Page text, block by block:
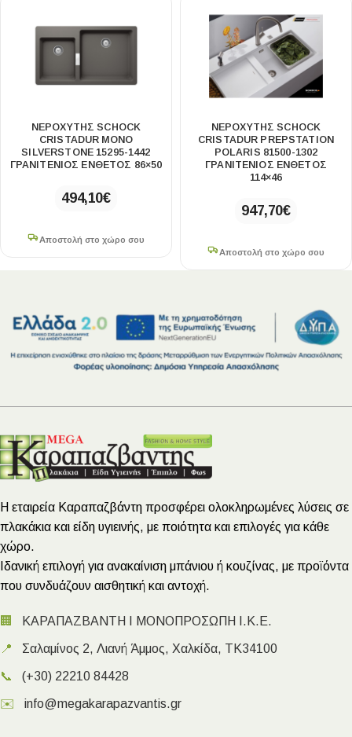
ΝΕΡΟΧΥΤΗΣ SCHOCK
CRISTADUR MONO
SILVERSTONE 15295-1442
ΓΡΑΝΙΤΕΝΙΟΣ ΕΝΘΕΤΟΣ 86×50
494,10€
Αποστολή στο χώρο σου
ΝΕΡΟΧΥΤΗΣ SCHOCK
CRISTADUR PREPSTATION
POLARIS 81500-1302
ΓΡΑΝΙΤΕΝΙΟΣ ΕΝΘΕΤΟΣ
114×46
947,70€
Αποστολή στο χώρο σου
Η εταιρεία Καραπαζβάντη προσφέρει ολοκληρωμένες λύσεις σε
πλακάκια και είδη υγιεινής, με ποιότητα και επιλογές για κάθε
χώρο.
Ιδανική επιλογή για ανακαίνιση μπάνιου ή κουζίνας, με προϊόντα
που συνδυάζουν αισθητική και αντοχή.
🏢 ΚΑΡΑΠΑΖΒΑΝΤΗ Ι ΜΟΝΟΠΡΟΣΩΠΗ Ι.Κ.Ε.
📍 Σαλαμίνος 2, Λιανή Άμμος, Χαλκίδα, ΤΚ34100
📞 (+30) 22210 84428
✉️ info@megakarapazvantis.gr